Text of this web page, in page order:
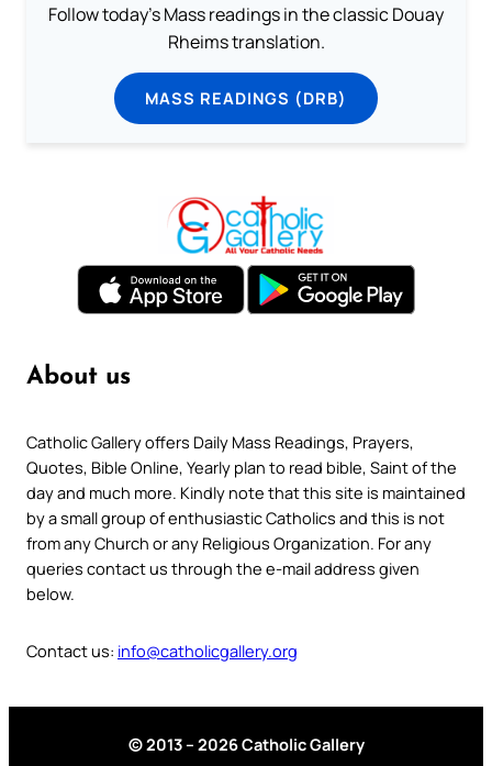
Follow today's Mass readings in the classic Douay
Rheims translation.
MASS READINGS (DRB)
About us
Catholic Gallery offers Daily Mass Readings, Prayers,
Quotes, Bible Online, Yearly plan to read bible, Saint of the
day and much more. Kindly note that this site is maintained
by a small group of enthusiastic Catholics and this is not
from any Church or any Religious Organization. For any
queries contact us through the e-mail address given
below.
Contact us: info@catholicgallery.org
© 2013 – 2026 Catholic Gallery